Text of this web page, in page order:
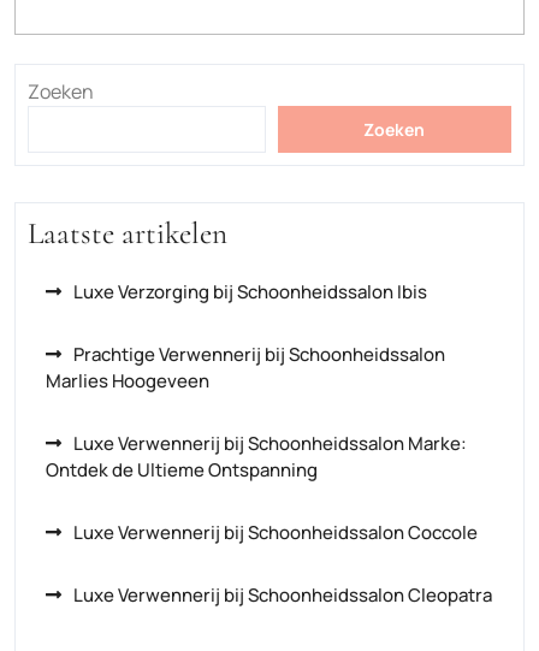
Zoeken
Zoeken
Laatste artikelen
Luxe Verzorging bij Schoonheidssalon Ibis
Prachtige Verwennerij bij Schoonheidssalon
Marlies Hoogeveen
Luxe Verwennerij bij Schoonheidssalon Marke:
Ontdek de Ultieme Ontspanning
Luxe Verwennerij bij Schoonheidssalon Coccole
Luxe Verwennerij bij Schoonheidssalon Cleopatra